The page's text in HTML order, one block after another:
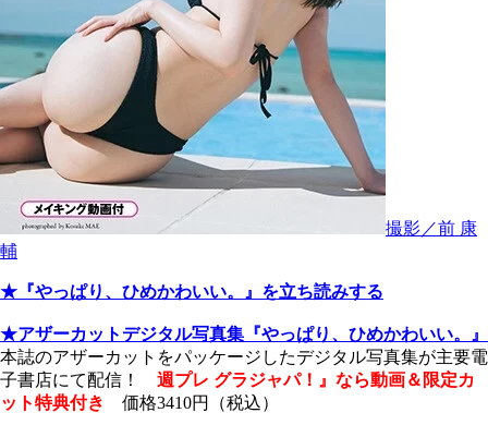
撮影／前 康
輔
★『やっぱり、ひめかわいい。』を立ち読みする
★アザーカットデジタル写真集『やっぱり、ひめかわいい。』
本誌のアザーカットをパッケージしたデジタル写真集が主要電
子書店にて配信！ 週プレ グラジャパ！』なら動画＆限定カ
ット特典付き
価格3410円（税込）